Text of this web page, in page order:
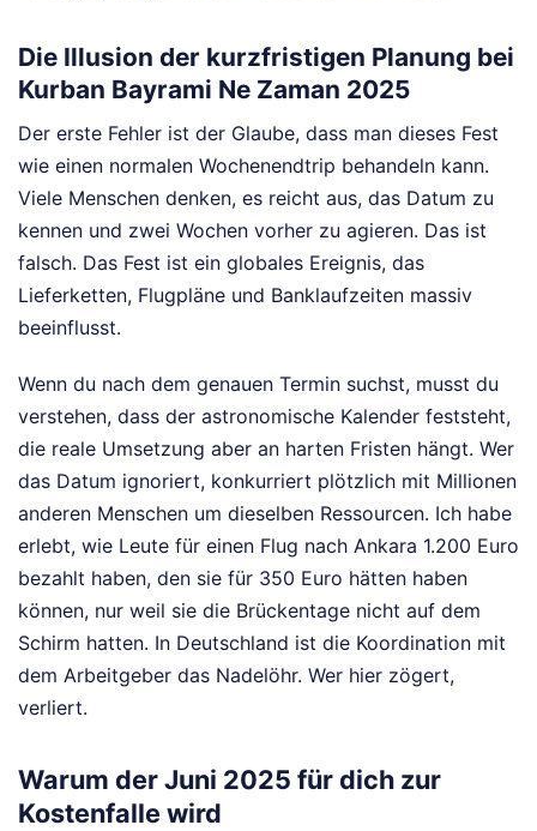
Die Illusion der kurzfristigen Planung bei
Kurban Bayrami Ne Zaman 2025
Der erste Fehler ist der Glaube, dass man dieses Fest
wie einen normalen Wochenendtrip behandeln kann.
Viele Menschen denken, es reicht aus, das Datum zu
kennen und zwei Wochen vorher zu agieren. Das ist
falsch. Das Fest ist ein globales Ereignis, das
Lieferketten, Flugpläne und Banklaufzeiten massiv
beeinflusst.
Wenn du nach dem genauen Termin suchst, musst du
verstehen, dass der astronomische Kalender feststeht,
die reale Umsetzung aber an harten Fristen hängt. Wer
das Datum ignoriert, konkurriert plötzlich mit Millionen
anderen Menschen um dieselben Ressourcen. Ich habe
erlebt, wie Leute für einen Flug nach Ankara 1.200 Euro
bezahlt haben, den sie für 350 Euro hätten haben
können, nur weil sie die Brückentage nicht auf dem
Schirm hatten. In Deutschland ist die Koordination mit
dem Arbeitgeber das Nadelöhr. Wer hier zögert,
verliert.
Warum der Juni 2025 für dich zur
Kostenfalle wird